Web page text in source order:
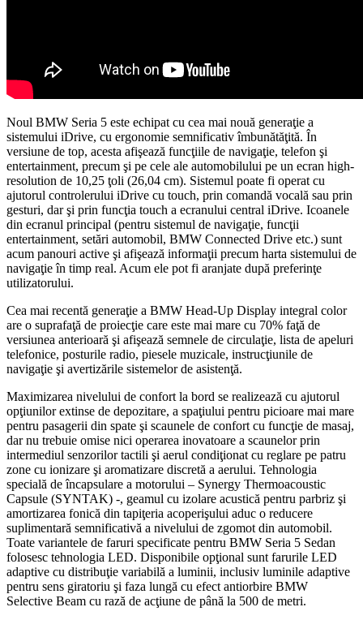
Noul BMW Seria 5 este echipat cu cea mai nouă generaţie a
sistemului iDrive, cu ergonomie semnificativ îmbunătăţită. În
versiune de top, acesta afişează funcţiile de navigaţie, telefon şi
entertainment, precum şi pe cele ale automobilului pe un ecran high-
resolution de 10,25 ţoli (26,04 cm). Sistemul poate fi operat cu
ajutorul controlerului iDrive cu touch, prin comandă vocală sau prin
gesturi, dar şi prin funcţia touch a ecranului central iDrive. Icoanele
din ecranul principal (pentru sistemul de navigaţie, funcţii
entertainment, setări automobil, BMW Connected Drive etc.) sunt
acum panouri active şi afişează informaţii precum harta sistemului de
navigaţie în timp real. Acum ele pot fi aranjate după preferinţe
utilizatorului.
Cea mai recentă generaţie a BMW Head-Up Display integral color
are o suprafaţă de proiecţie care este mai mare cu 70% faţă de
versiunea anterioară şi afişează semnele de circulaţie, lista de apeluri
telefonice, posturile radio, piesele muzicale, instrucţiunile de
navigaţie şi avertizările sistemelor de asistenţă.
Maximizarea nivelului de confort la bord se realizează cu ajutorul
opţiunilor extinse de depozitare, a spaţiului pentru picioare mai mare
pentru pasagerii din spate şi scaunele de confort cu funcţie de masaj,
dar nu trebuie omise nici operarea inovatoare a scaunelor prin
intermediul senzorilor tactili şi aerul condiţionat cu reglare pe patru
zone cu ionizare şi aromatizare discretă a aerului. Tehnologia
specială de încapsulare a motorului – Synergy Thermoacoustic
Capsule (SYNTAK) -, geamul cu izolare acustică pentru parbriz şi
amortizarea fonică din tapiţeria acoperişului aduc o reducere
suplimentară semnificativă a nivelului de zgomot din automobil.
Toate variantele de faruri specificate pentru BMW Seria 5 Sedan
folosesc tehnologia LED. Disponibile opţional sunt farurile LED
adaptive cu distribuţie variabilă a luminii, inclusiv luminile adaptive
pentru sens giratoriu şi faza lungă cu efect antiorbire BMW
Selective Beam cu rază de acţiune de până la 500 de metri.